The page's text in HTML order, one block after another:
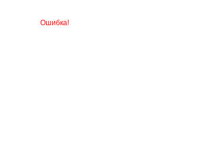
Ошибка!